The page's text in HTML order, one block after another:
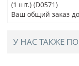
(1 шт.) (D0571)
Ваш общий заказ
У НАС ТАКЖЕ